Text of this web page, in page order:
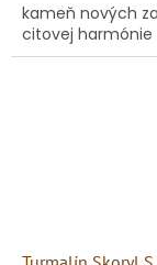
kameň nových
citovej harmónie